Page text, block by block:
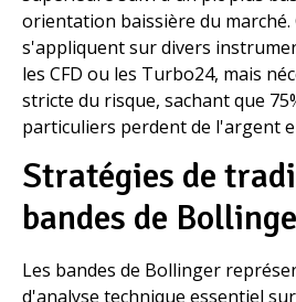
orientation baissière du
s'appliquent sur divers
les CFD ou les Turbo24, mais
stricte du risque, sachant que
particuliers perdent de l'argent
Stratégies de
bandes de
Les bandes de Bollinger
d'analyse technique essentiel